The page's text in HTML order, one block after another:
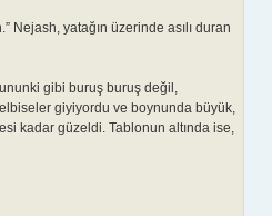
Nejash, yatağın üzerinde asılı duran
gibi buruş buruş değil,
elbiseler giyiyordu ve boynunda büyük,
kadar güzeldi. Tablonun altında ise,